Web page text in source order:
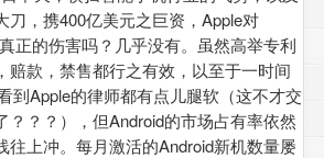
刀，携400亿美元之巨资，Apple对
正的伤害吗？几乎没有。虽然高举专利
赔款，禁售都行之有效，以至于一时间
到Apple的律师都有点儿腿软（这不才交
？？？），但Android的市场占有率依然
往上冲。每月激活的Android新机数量屡